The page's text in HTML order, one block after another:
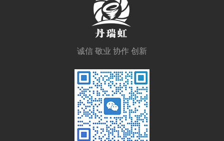
诚信 敬业 协作 创新